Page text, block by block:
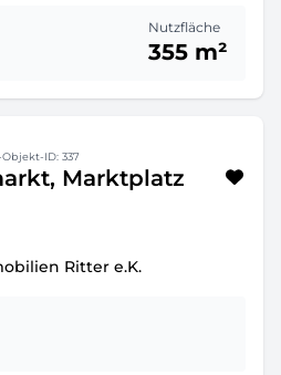
Nutzfläche
355 m²
ID: 337
Marktplatz
Ritter e.K.